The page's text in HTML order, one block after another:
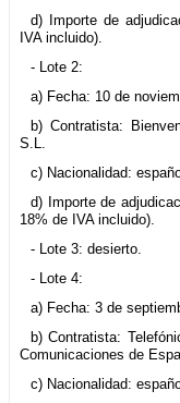
d) Importe de
IVA incluido).
- Lote 2:
a) Fecha: 10 de
b) Contratista:
S.L.
c) Nacionalidad:
d) Importe de
18% de IVA incluido).
- Lote 3: desierto.
- Lote 4:
a) Fecha: 3 de
b) Contratista:
Comunicaciones de
c) Nacionalidad: